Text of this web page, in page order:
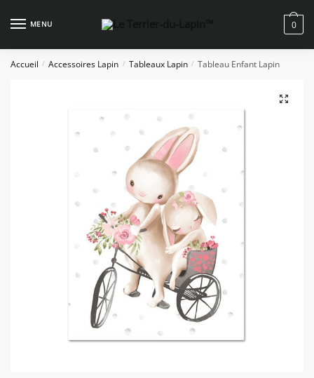
MENU 0
Accueil / Accessoires Lapin / Tableaux Lapin / Tableau Enfant Lapin